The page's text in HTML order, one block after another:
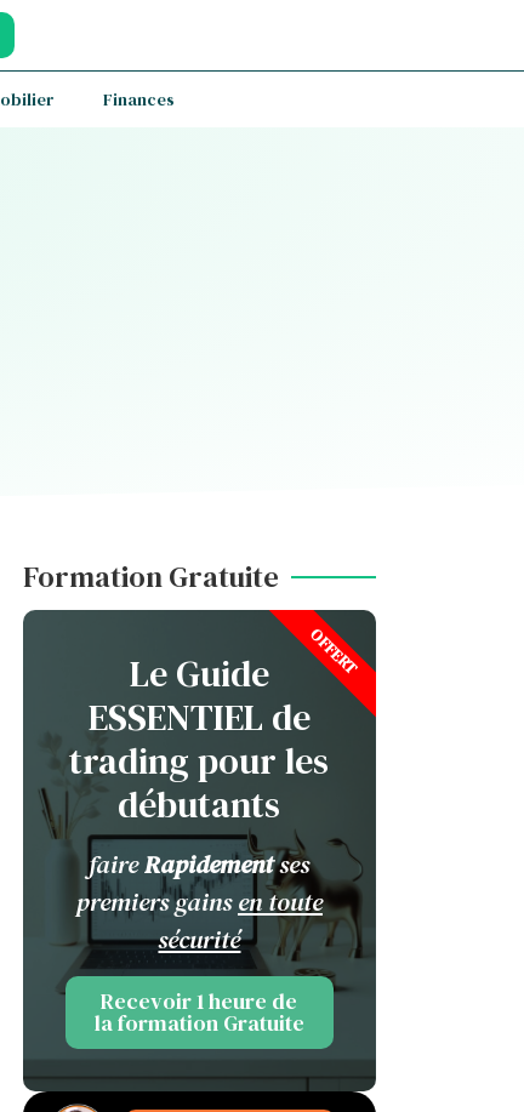
Finances
Formation Gratuite
Le Guide
ESSENTIEL de
trading pour les
débutants
faireRapidementses
premiers gainsen toute
sécurité
Recevoir 1 heure de
la formation Gratuite
OFFERT